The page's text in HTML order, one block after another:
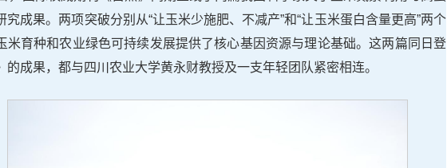
究成果。两项突破分别从“让玉米少施肥、不减产”和“让玉米蛋白含量更高”两个
米育种和农业绿色可持续发展提供了核心基因资源与理论基础。这两篇同日登
的成果，都与四川农业大学黄永财教授及一支年轻团队紧密相连。